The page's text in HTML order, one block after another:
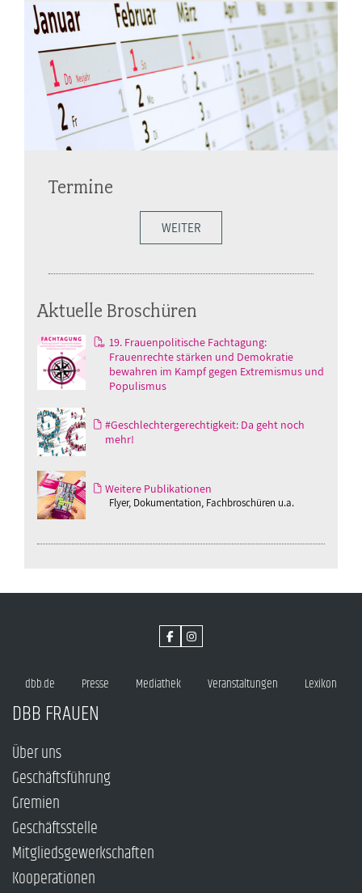
Termine
WEITER
Aktuelle Broschüren
19. Frauenpolitische Fachtagung:
Frauenrechte stärken und Demokratie
bewahren im Kampf gegen Extremismus und
Populismus
#Geschlechtergerechtigkeit: Da geht noch
mehr!
Weitere Publikationen
Flyer, Dokumentation, Fachbroschüren u.a.
dbb.de Presse Mediathek Veranstaltungen Lexikon
DBB FRAUEN
Über uns
Geschäftsführung
Gremien
Geschäftsstelle
Mitgliedsgewerkschaften
Kooperationen